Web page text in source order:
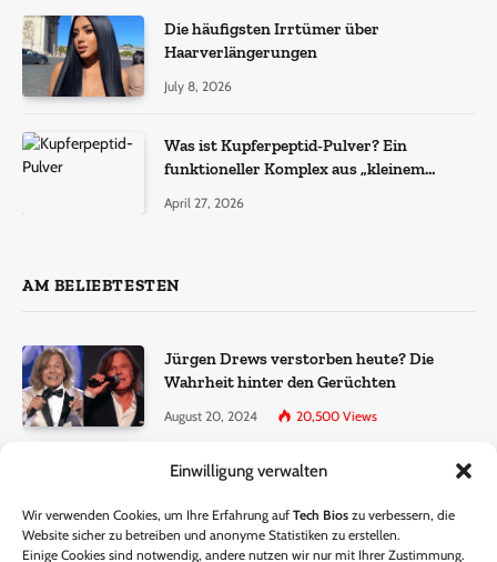
Einwilligung verwalten
Wir verwenden Cookies, um Ihre Erfahrung auf Tech Bios zu verbessern, die
Website sicher zu betreiben und anonyme Statistiken zu erstellen.
Einige Cookies sind notwendig, andere nutzen wir nur mit Ihrer Zustimmung.
Die häufigsten Irrtümer über
Haarverlängerungen
July 8, 2026
Was ist Kupferpeptid-Pulver? Ein
funktioneller Komplex aus „kleinem
April 27, 2026
AM BELIEBTESTEN
Jürgen Drews verstorben heute? Die
Wahrheit hinter den Gerüchten
August 20, 2024 20,500 Views
Ralf Dammasch Traueranzeige:
June 26, 2024 13,285Views